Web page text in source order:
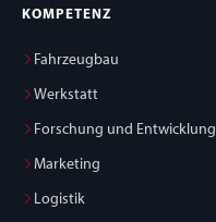
KOMPETENZ
Fahrzeugbau
Werkstatt
Forschung und Entwicklung
Marketing
Logistik